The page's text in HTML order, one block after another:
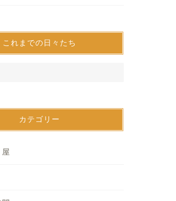
これまでの日々たち
カテゴリー
屋